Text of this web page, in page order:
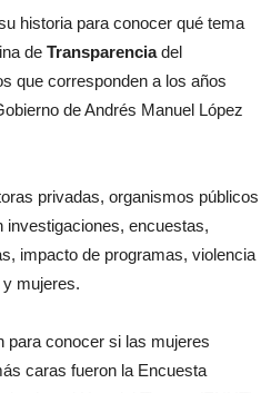
historia para conocer qué tema
de Transparenciadel
que corresponden a los años
de Andrés Manuel López
privadas, organismos públicos
encuestas,
impacto de programas, violencia
mujeres.
para conocer si las mujeres
caras fueron la Encuesta